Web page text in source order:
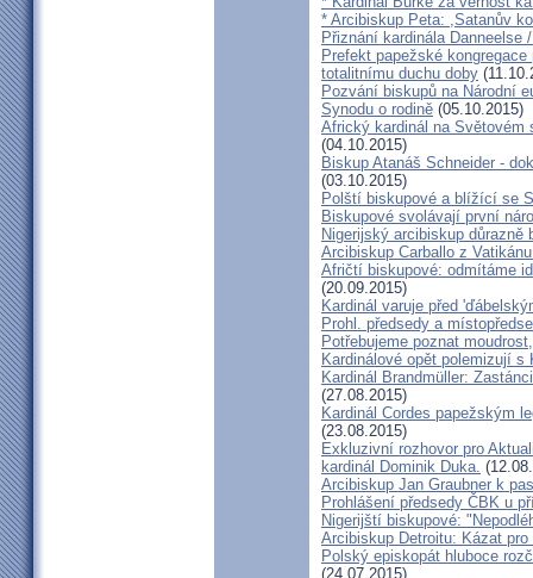
* Arcibiskup Peta: ,Satanův
Přiznání kardinála Danneelse
Prefekt papežské
totalitnímu duchu doby
Pozvání biskupů na Národní
Synodu o rodině (05.10.2015)
Africký kardinál na Světovém
(04.10.2015)
Biskup Atanáš Schneider -
(03.10.2015)
Polští biskupové a blížící se
Biskupové svolávají první
Nigerijský arcibiskup důrazně
Arcibiskup Carballo z
Afričtí biskupové: odmítáme
(20.09.2015)
Kardinál varuje před
Prohl. předsedy a
Potřebujeme poznat
Kardinálové opět polemizují
Kardinál Brandmüller:
(27.08.2015)
Kardinál Cordes papežským
(23.08.2015)
Exkluzivní rozhovor pro
kardinál Dominik Duka.
Arcibiskup Jan Graubner k
Prohlášení předsedy ČBK u
Nigerijští biskupové:
Arcibiskup Detroitu: Kázat
Polský episkopát hluboce
(24.07.2015)